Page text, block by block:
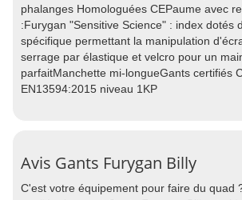
phalanges Homologuées CEPaume avec
:Furygan "Sensitive Science" : index dotés
spécifique permettant la manipulation
serrage par élastique et velcro pour un
parfaitManchette mi-longueGants certifiés
EN13594:2015 niveau 1KP
Avis Gants Furygan Billy
C'est votre équipement pour faire du quad